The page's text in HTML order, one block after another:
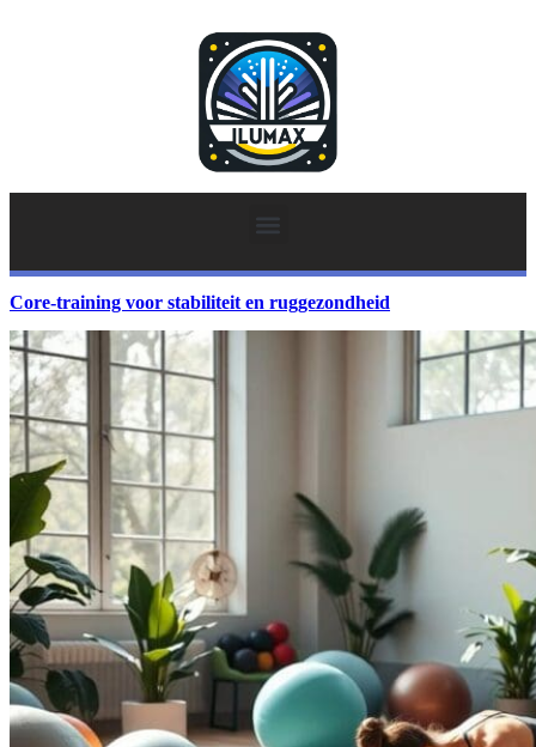
Core-training voor stabiliteit en ruggezondheid